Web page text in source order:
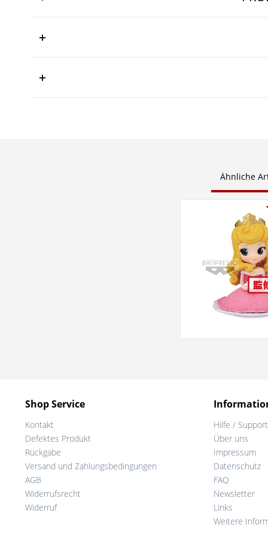
Ähnliche
Shop Service
Kontakt
Defektes Produkt
Rückgabe
Versand und Zahlungsbedingungen
AGB
Widerrufsrecht
Widerruf
Hilfe / Support
Über uns
Impressum
Datenschutz
FAQ
Newsletter
Links
Weitere